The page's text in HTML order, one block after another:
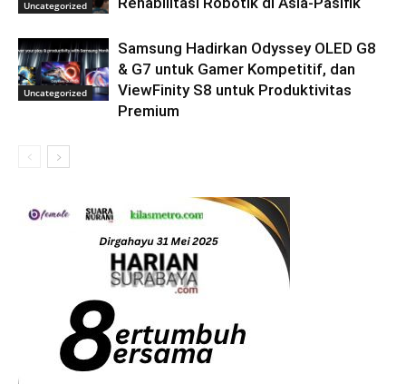
Uncategorized
Uncategorized
Samsung Hadirkan Odyssey OLED G8
& G7 untuk Gamer Kompetitif, dan
ViewFinity S8 untuk Produktivitas
Premium